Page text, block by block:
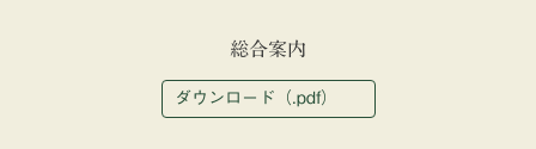
総合案内
ダウンロード（.pdf）